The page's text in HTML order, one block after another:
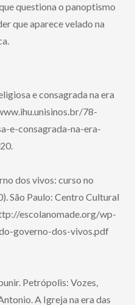
questiona o panoptismo
que aparece velado na
e consagrada na era
78-
e-consagrada-na-era-
dos vivos: curso no
São Paulo: Centro Cultural
escolanomade.org/wp-
governo-dos-vivos.pdf
Petrópolis: Vozes,
A Igreja na era das